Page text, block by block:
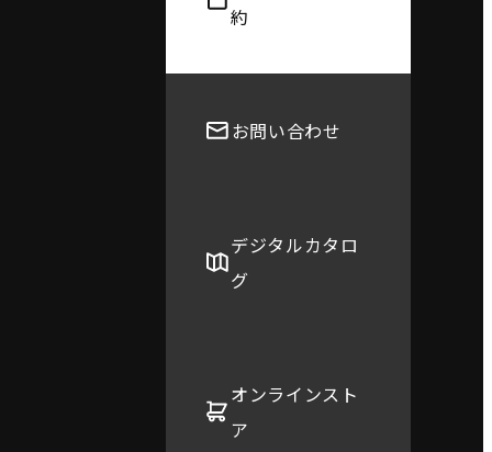
約
お問い合わせ
デジタルカタロ
グ
オンラインスト
ア